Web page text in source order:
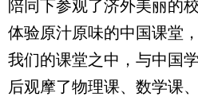
陪同下参观了济外美丽的
体验原汁原味的中国课堂
我们的课堂之中，与中国
后观摩了物理课、数学课、